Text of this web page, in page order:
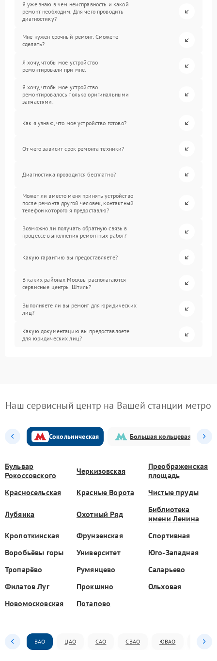
Я уже знаю в чем неисправность и какой
ремонт необходим. Для чего проводить
диагностику?
Мне нужен срочный ремонт. Сможете
сделать?
Я хочу, чтобы мое устройство
ремонтировали при мне.
Я хочу, чтобы мое устройство
ремонтировалось только оригинальными
запчастями.
Как я узнаю, что мое устройство готово?
От чего зависит срок ремонта техники?
Диагностика проводится бесплатно?
Может ли вместо меня принять устройство
после ремонта другой человек, контактный
телефон которого я предоставлю?
Возможно ли получать обратную связь в
процессе выполнения ремонтных работ?
Какую гарантию вы предоставляете?
В каких районах Москвы располагаются
сервисные центры Штиль?
Выполняете ли вы ремонт для юридических
лиц?
Какую документацию вы предоставляете
для юридических лиц?
Наш сервисный центр на Вашей станции метро
Сокольническая Большая кольцевая
Бульвар
Рокоссовского
Черкизовская
Преображенская
площадь
Красносельская
Красные Ворота Чистые пруды
Лубянка Охотный Ряд
Библиотека
имени Ленина
Кропоткинская
Фрунзенская
Спортивная
Воробьёвы горы
Университет
Юго-Западная
Тропарёво
Румянцево
Саларьево
Филатов Луг
Прокшино
Ольховая
Новомосковская
Потапово
ВАО ЦАО САО СВАО ЮВАО ЮАО